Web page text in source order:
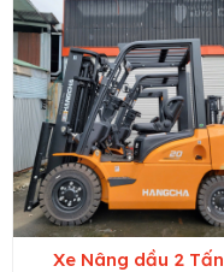
Xe Nâng dầu 2 Tấn